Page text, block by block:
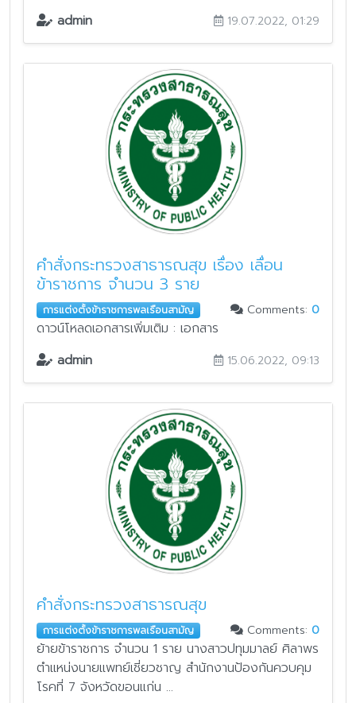
admin
19.07.2022, 01:29
คำสั่งกระทรวงสาธารณสุข เรื่อง เลื่อน
ข้าราชการ จำนวน 3 ราย
การแต่งตั้งข้าราชการพลเรือนสามัญ Comments: 0
ดาวน์โหลดเอกสารเพิ่มเติม : เอกสาร
admin
15.06.2022, 09:13
คำสั่งกระทรวงสาธารณสุข
การแต่งตั้งข้าราชการพลเรือนสามัญ Comments: 0
ย้ายข้าราชการ จำนวน 1 ราย นางสาวปทุมมาลย์ ศิลาพร
ตำแหน่งนายแพทย์เชี่ยวชาญ สำนักงานป้องกันควบคุม
โรคที่ 7 จังหวัดขอนแก่น ...